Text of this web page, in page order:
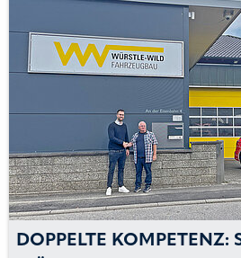
DOPPELTE KOMPETENZ: